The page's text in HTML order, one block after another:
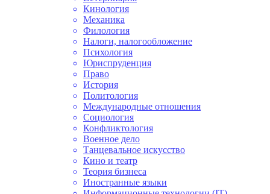
Кинология
Механика
Филология
Налоги, налогообложение
Психология
Юриспруденция
Право
История
Политология
Международные отношения
Социология
Конфликтология
Военное дело
Танцевальное искусство
Кино и театр
Теория бизнеса
Иностранные языки